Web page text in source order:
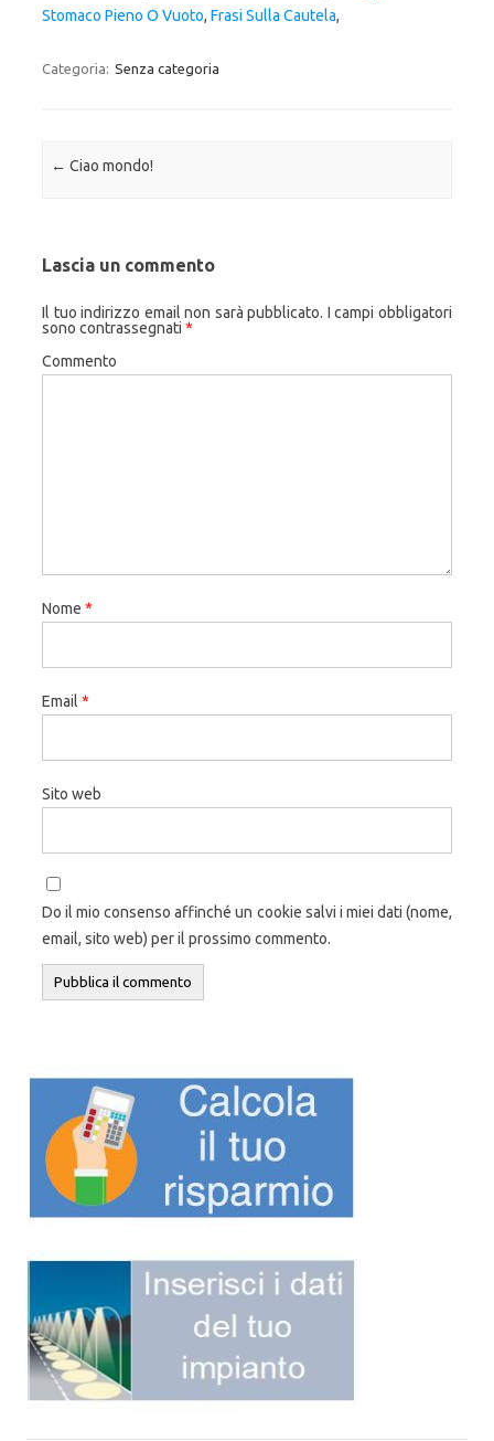
Stomaco Pieno O Vuoto, Frasi Sulla Cautela,
Categoria: Senza categoria
Navigazione articolo
← Ciao mondo!
Lascia un commento
Il tuo indirizzo email non sarà pubblicato. I campi obbligatori
sono contrassegnati *
Commento
Nome *
Email *
Sito web
Do il mio consenso affinché un cookie salvi i miei dati (nome,
email, sito web) per il prossimo commento.